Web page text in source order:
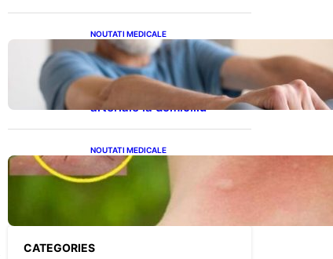
NOUTATI MEDICALE
Îmbunătățirea sănătății
cardiovasculare: Patru
exerciții simple pentru
reducerea tensiunii
arteriale la domiciliu
NOUTATI MEDICALE
Cum bacteriile pielii
influențează atracția
țânțarilor: O nouă viziune
asupra alegerii victimelor
CATEGORIES